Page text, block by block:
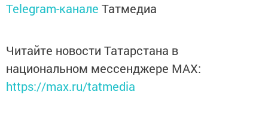
Telegram-канале Татмедиа
Читайте новости Татарстана в
национальном мессенджере MАХ:
https://max.ru/tatmedia